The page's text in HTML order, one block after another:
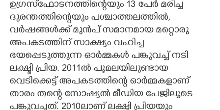
LITERATURE
ZOOM
CONTACT US
ഉഗ്രസ്‌ഫോടനത്തിന്റെയും 13 പേർ മരിച്ച
ദുരന്തത്തിന്റെയും പശ്ചാത്തലത്തിൽ,
വർഷങ്ങൾക്ക് മുൻപ് സമാനമായ മറ്റൊരു
അപകടത്തിന് സാക്ഷ്യം വഹിച്ച
ഭയപ്പെടുത്തുന്ന ഓർമ്മകൾ പങ്കുവച്ച് നടി
ലക്ഷ്മി പ്രിയ. 2011ൽ പൂമലയിലുണ്ടായ
വെടിക്കെട്ട് അപകടത്തിന്റെ ഓർമ്മകളാണ്
താരം തന്റെ സോഷ്യൽ മീഡിയ പേജിലൂടെ
പങ്കുവച്ചത്. 2010ലാണ് ലക്ഷ്മി പ്രിയയും